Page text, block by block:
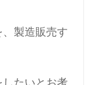
製造販売す
たいとお考